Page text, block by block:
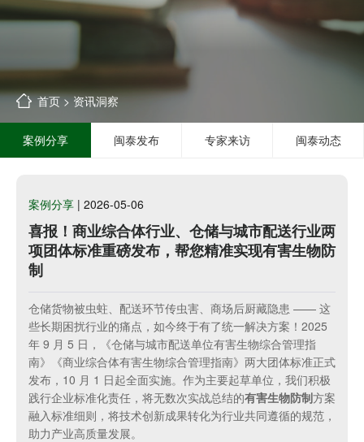
首页>资讯洞察
案例分享 闽泰发布 专家来访 闽泰动态
案例分享 | 2026-05-06
喜报！商业综合体行业、仓储与城市配送行业两
项团体标准重磅发布，帮您精准实现有害生物防
制
仓储货物被虫蛀、配送环节传虫害、商场后厨藏隐患 —— 这
些长期困扰行业的痛点，如今终于有了统一解决方案！2025
年 9 月 5 日，《仓储与城市配送单位有害生物综合管理指
南》《商业综合体有害生物综合管理指南》两大团体标准正式
发布，10 月 1 日起全面实施。作为主要起草单位，我们积极
践行企业标准化责任，将无数次实战总结的有害生物防制方案
融入标准细则，将技术创新成果转化为行业共同遵循的规范，
助力产业高质量发展。